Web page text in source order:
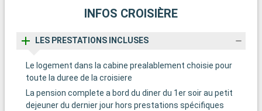
INFOS CROISIÈRE
LES PRESTATIONS INCLUSES
Le logement dans la cabine prealablement choisie pour
toute la duree de la croisiere
La pension complete a bord du diner du 1er soir au petit
dejeuner du dernier jour hors prestations spécifiques